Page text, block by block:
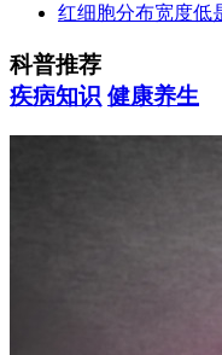
红细胞分布宽度低
科普推荐
疾病知识 健康养生